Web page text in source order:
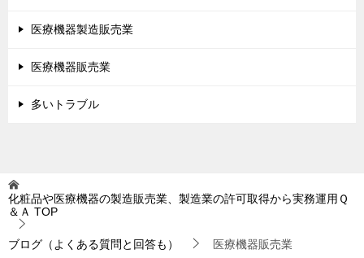
医療機器製造販売業
医療機器販売業
多いトラブル
化粧品や医療機器の製造販売業、製造業の許可取得から実務運用Ｑ
＆Ａ TOP
ブログ（よくある質問と回答も） 医療機器販売業